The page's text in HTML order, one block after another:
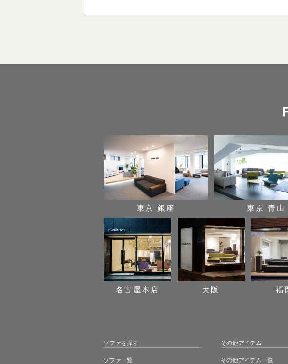
東京 銀座 東京 青山
名古屋本店 大阪 福
ソファを探す
ソファ一覧
その他アイテム
その他アイテム一覧